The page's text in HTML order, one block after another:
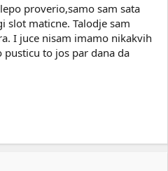
proverio,samo sam sata
slot maticne. Talodje sam
I juce nisam imamo nikakvih
to jos par dana da